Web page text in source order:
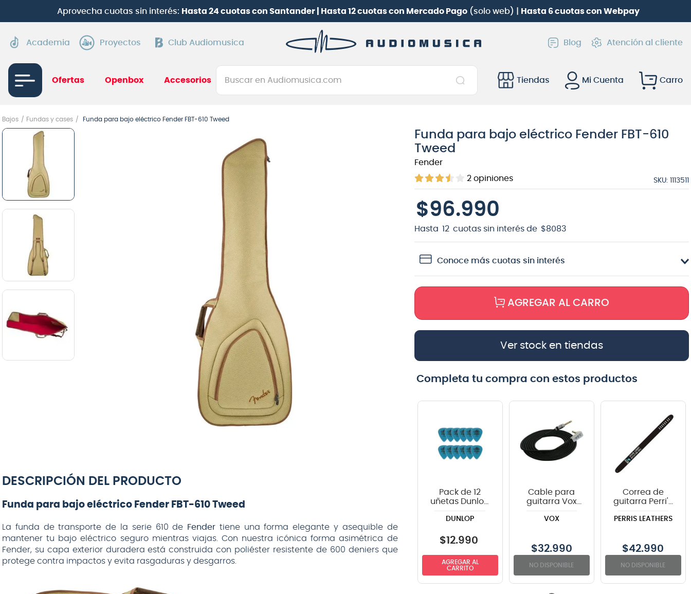
Mercado Pago(solo web) |Hasta 6 cuotas con Webpay ¡Suscríbete en Club Audiomusicay participa por una
Academia Proyectos Club Audiomusica Blog Atención al cliente
Ofertas Openbox Accesorios
Buscar en Audiomusica.com
Tiendas
Mi Cuenta
Bajos Fundas y cases Funda para bajo eléctrico Fender FBT-610 Tweed
DESCRIPCIÓN DEL PRODUCTO
Funda para bajo eléctrico Fender FBT-610 Tweed
La funda de transporte de la serie 610 de Fender tiene una forma elegante y asequible de
mantener tu bajo eléctrico seguro mientras viajas. Con nuestra icónica forma asimétrica de
Fender, su capa exterior duradera está construida con poliéster resistente de 600 deniers que
protege contra impactos y evita rasgaduras y desgarros.
Funda para bajo eléctrico Fender FBT-610
Tweed
Fender
2 opiniones SKU: 1113511
$96.990
Hasta 12 cuotas sin interés de $8083
Conoce más cuotas sin interés
AGREGAR AL CARRO
Ver stock en tiendas
Completa tu compra con estos productos
Pack de 12
uñetas Dunlop
DUNLOP
$12.990
AGREGAR AL
CARRITO
Cable para
guitarra Vox
negro - 6
VOX
$32.990
NO DISPONIBLE
Correa de
guitarra Perri's
Beatles "Abbey
PERRIS LEATHERS
$42.990
NO DISPONIBLE
1 .
guitarra electrica
guitarra electroacústica
pioneerdj
amplificador
guitarra
teclado
micrófono
bateria
violin